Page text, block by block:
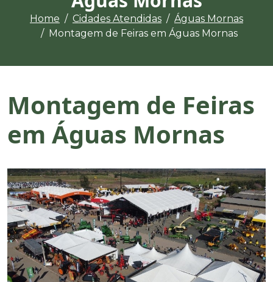
Home Cidades Atendidas
Águas Mornas
Montagem de Feiras em Águas Mornas
Montagem de Feiras
em Águas Mornas